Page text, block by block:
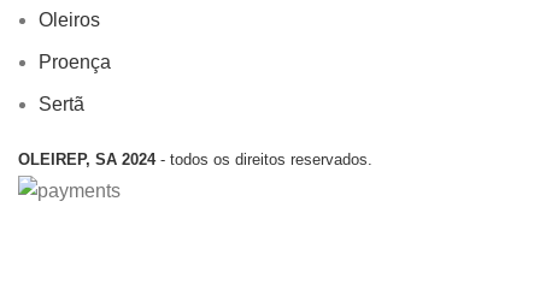
Oleiros
Proença
Sertã
OLEIREP, SA 2024 - todos os direitos reservados.